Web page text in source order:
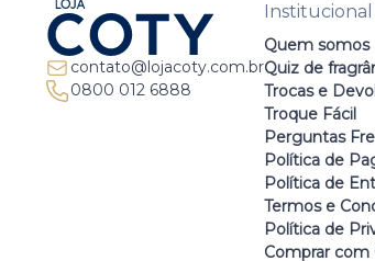
contato@lojacoty.com.br
0800 012 6888
Institucional
Quem somos
Quiz de
Trocas e
Troque Fácil
Perguntas
Política de
Política de
Termos e
Política de
Comprar com